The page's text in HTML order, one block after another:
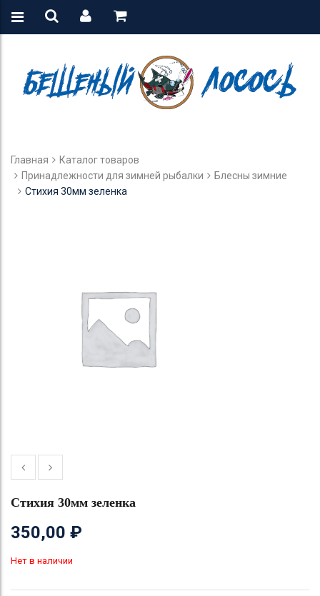
Главная
Каталог товаров
Принадлежности для зимней рыбалки
Блесны зимние
Стихия 30мм зеленка
Стихия 30мм зеленка
350,00 ₽
Нет в наличии